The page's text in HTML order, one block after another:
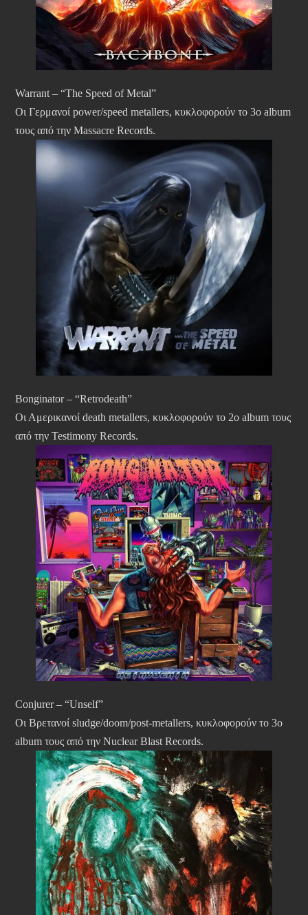
Warrant – “The Speed of Metal”
Οι Γερμανοί power/speed metallers, κυκλοφορούν το 3ο album
τους από την Massacre Records.
Bonginator – “Retrodeath”
Οι Αμερικανοί death metallers, κυκλοφορούν το 2ο album τους
από την Testimony Records.
Conjurer – “Unself”
Οι Βρετανοί sludge/doom/post-metallers, κυκλοφορούν το 3ο
album τους από την Nuclear Blast Records.